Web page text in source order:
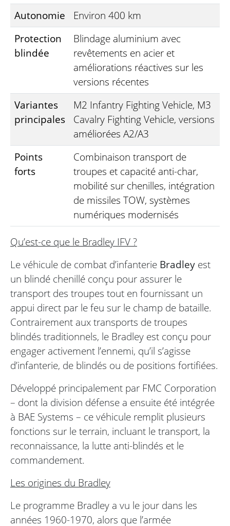
Autonomie
Environ 400 km
Protection
blindée
Blindage aluminium avec
revêtements en acier et
améliorations réactives sur les
versions récentes
Variantes
principales
M2 Infantry Fighting Vehicle, M3
Cavalry Fighting Vehicle, versions
améliorées A2/A3
Points
forts
Combinaison transport de
troupes et capacité anti-char,
mobilité sur chenilles, intégration
de missiles TOW, systèmes
numériques modernisés
Qu’est-ce que le Bradley IFV ?
Le véhicule de combat d’infanterie Bradley est
un blindé chenillé conçu pour assurer le
transport des troupes tout en fournissant un
appui direct par le feu sur le champ de bataille.
Contrairement aux transports de troupes
blindés traditionnels, le Bradley est conçu pour
engager activement l’ennemi, qu’il s’agisse
d’infanterie, de blindés ou de positions fortifiées.
Développé principalement par FMC Corporation
– dont la division défense a ensuite été intégrée
à BAE Systems – ce véhicule remplit plusieurs
fonctions sur le terrain, incluant le transport, la
reconnaissance, la lutte anti-blindés et le
commandement.
Les origines du Bradley
Le programme Bradley a vu le jour dans les
années 1960-1970, alors que l’armée